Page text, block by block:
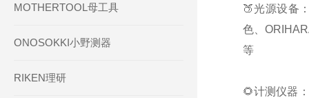
🍑光源设备
色、
等
🌻计测仪器
MOTHERTOOL母工具
ONOSOKKI小野测器
RIKEN理研